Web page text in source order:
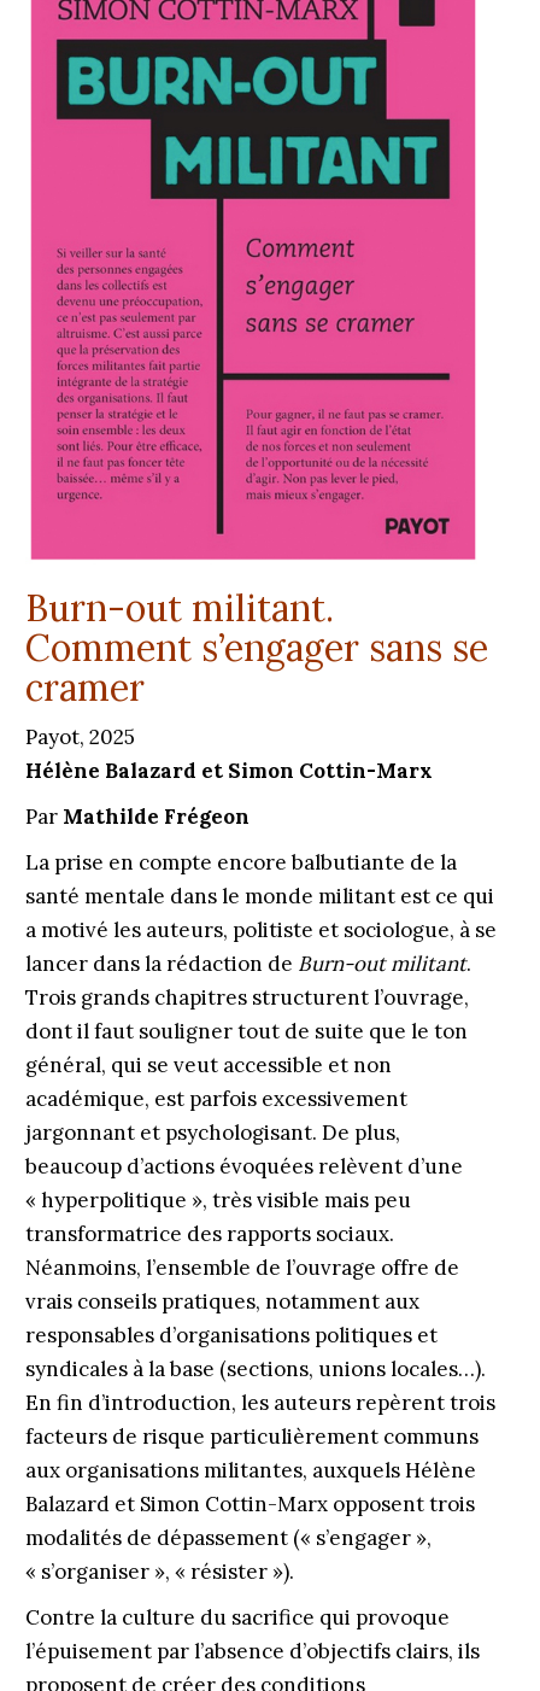
Burn-out militant.
Comment s’engager sans se
cramer
Payot, 2025
Hélène Balazard et Simon Cottin-Marx
Par Mathilde Frégeon
La prise en compte encore balbutiante de la
santé mentale dans le monde militant est ce qui
a motivé les auteurs, politiste et sociologue, à se
lancer dans la rédaction de Burn-out militant.
Trois grands chapitres structurent l’ouvrage,
dont il faut souligner tout de suite que le ton
général, qui se veut accessible et non
académique, est parfois excessivement
jargonnant et psychologisant. De plus,
beaucoup d’actions évoquées relèvent d’une
« hyperpolitique », très visible mais peu
transformatrice des rapports sociaux.
Néanmoins, l’ensemble de l’ouvrage offre de
vrais conseils pratiques, notamment aux
responsables d’organisations politiques et
syndicales à la base (sections, unions locales…).
En fin d’introduction, les auteurs repèrent trois
facteurs de risque particulièrement communs
aux organisations militantes, auxquels Hélène
Balazard et Simon Cottin-Marx opposent trois
modalités de dépassement (« s’engager »,
« s’organiser », « résister »).
Contre la culture du sacrifice qui provoque
l’épuisement par l’absence d’objectifs clairs, ils
proposent de créer des conditions